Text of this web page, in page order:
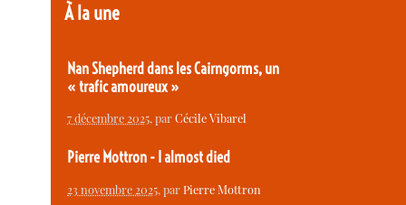
À la une
Nan Shepherd dans les Cairngorms, un
« trafic amoureux »
7 décembre 2025, parCécile Vibarel
Pierre Mottron - I almost died
23 novembre 2025, parPierre Mottron